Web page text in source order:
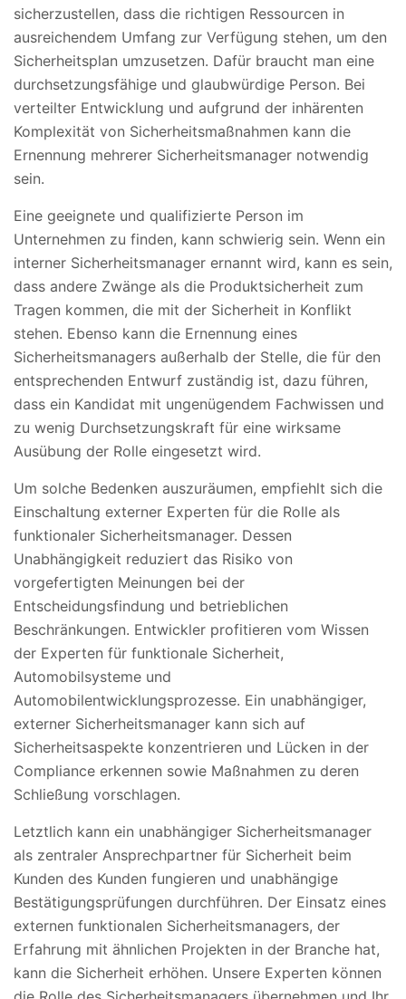
sicherzustellen, dass die richtigen Ressourcen in
ausreichendem Umfang zur Verfügung stehen, um den
Sicherheitsplan umzusetzen. Dafür braucht man eine
durchsetzungsfähige und glaubwürdige Person. Bei
verteilter Entwicklung und aufgrund der inhärenten
Komplexität von Sicherheitsmaßnahmen kann die
Ernennung mehrerer Sicherheitsmanager notwendig
sein.
Eine geeignete und qualifizierte Person im
Unternehmen zu finden, kann schwierig sein. Wenn ein
interner Sicherheitsmanager ernannt wird, kann es sein,
dass andere Zwänge als die Produktsicherheit zum
Tragen kommen, die mit der Sicherheit in Konflikt
stehen. Ebenso kann die Ernennung eines
Sicherheitsmanagers außerhalb der Stelle, die für den
entsprechenden Entwurf zuständig ist, dazu führen,
dass ein Kandidat mit ungenügendem Fachwissen und
zu wenig Durchsetzungskraft für eine wirksame
Ausübung der Rolle eingesetzt wird.
Um solche Bedenken auszuräumen, empfiehlt sich die
Einschaltung externer Experten für die Rolle als
funktionaler Sicherheitsmanager. Dessen
Unabhängigkeit reduziert das Risiko von
vorgefertigten Meinungen bei der
Entscheidungsfindung und betrieblichen
Beschränkungen. Entwickler profitieren vom Wissen
der Experten für funktionale Sicherheit,
Automobilsysteme und
Automobilentwicklungsprozesse. Ein unabhängiger,
externer Sicherheitsmanager kann sich auf
Sicherheitsaspekte konzentrieren und Lücken in der
Compliance erkennen sowie Maßnahmen zu deren
Schließung vorschlagen.
Letztlich kann ein unabhängiger Sicherheitsmanager
als zentraler Ansprechpartner für Sicherheit beim
Kunden des Kunden fungieren und unabhängige
Bestätigungsprüfungen durchführen. Der Einsatz eines
externen funktionalen Sicherheitsmanagers, der
Erfahrung mit ähnlichen Projekten in der Branche hat,
kann die Sicherheit erhöhen. Unsere Experten können